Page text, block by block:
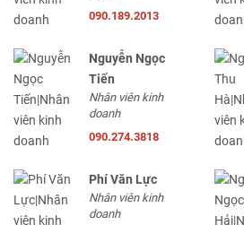
090.189.2013
Nguyễn Ngọc
Tiến
Nhân viên kinh
doanh
090.274.3818
Phí Văn Lực
Nhân viên kinh
doanh